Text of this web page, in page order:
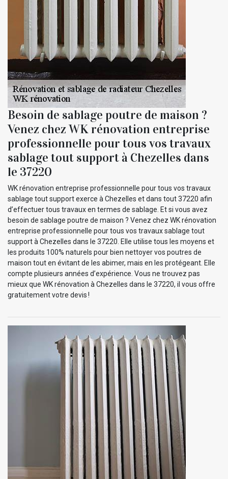
Besoin de sablage poutre de maison ?
Venez chez WK rénovation entreprise
professionnelle pour tous vos travaux
sablage tout support à Chezelles dans
le 37220
WK rénovation entreprise professionnelle pour tous vos travaux
sablage tout support exerce à Chezelles et dans tout 37220 afin
d’effectuer tous travaux en termes de sablage. Et si vous avez
besoin de sablage poutre de maison ? Venez chez WK rénovation
entreprise professionnelle pour tous vos travaux sablage tout
support à Chezelles dans le 37220. Elle utilise tous les moyens et
les produits 100% naturels pour bien nettoyer vos poutres de
maison tout en évitant de les abimer, mais en les protégeant. Elle
compte plusieurs années d’expérience. Vous ne trouvez pas
mieux que WK rénovation à Chezelles dans le 37220, il vous offre
gratuitement votre devis !